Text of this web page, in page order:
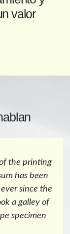
valor
of the printing
has been
ever since the
took a galley of
type specimen